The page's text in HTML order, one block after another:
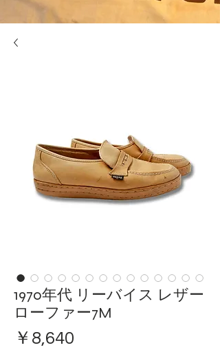
1970年代 リーバイス レザー
ローファー7M
￥8,640